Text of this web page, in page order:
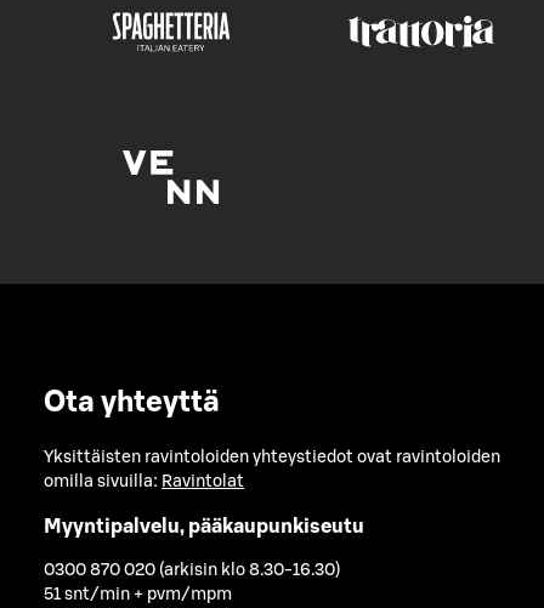
Ota yhteyttä
Yksittäisten ravintoloiden yhteystiedot ovat ravintoloiden
omilla sivuilla: Ravintolat
Myyntipalvelu, pääkaupunkiseutu
0300 870 020 (arkisin klo 8.30-16.30)
51 snt/min + pvm/mpm